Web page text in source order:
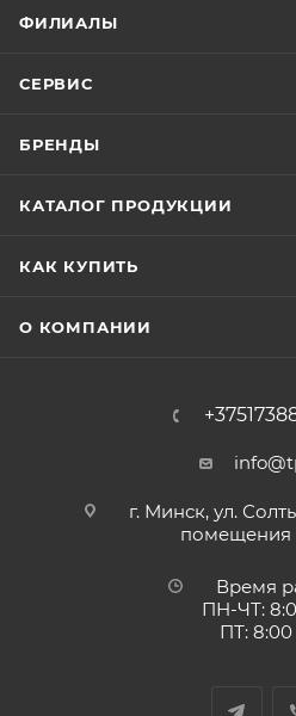
ФИЛИАЛЫ
СЕРВИС
БРЕНДЫ
КАТАЛОГ ПРОДУКЦИИ
КАК КУПИТЬ
О КОМПАНИИ
г. Минск, ул.
помещения
Время
ПН-ЧТ:
ПТ: 8:00